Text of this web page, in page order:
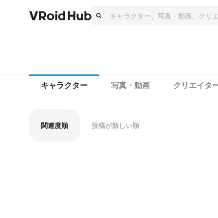
キャラクター 写真・動画 クリエイタ
関連度順 投稿が新しい順